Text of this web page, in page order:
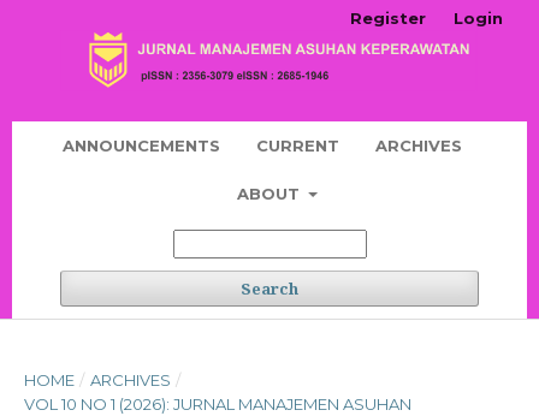
ANNOUNCEMENTS CURRENT ARCHIVES
ABOUT
Search
Register Login
HOME / ARCHIVES /
VOL 10 NO 1 (2026): JURNAL MANAJEMEN ASUHAN